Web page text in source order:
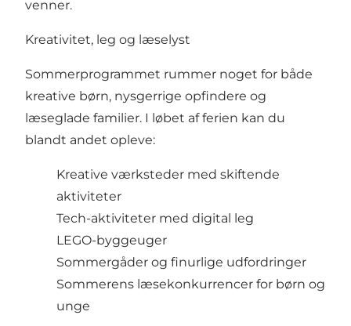
venner.
Kreativitet, leg og læselyst
Sommerprogrammet rummer noget for både
kreative børn, nysgerrige opfindere og
læseglade familier. I løbet af ferien kan du
blandt andet opleve:
Kreative værksteder med skiftende
aktiviteter
Tech-aktiviteter med digital leg
LEGO-byggeuger
Sommergåder og finurlige udfordringer
Sommerens læsekonkurrencer for børn og
unge